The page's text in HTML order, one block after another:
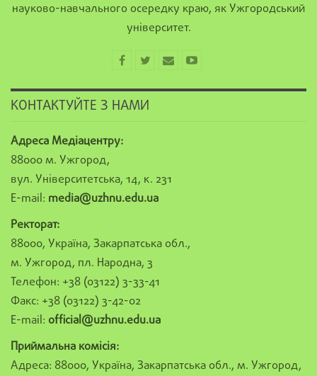
науково-навчального осередку краю, як Ужгородський
університет.
КОНТАКТУЙТЕ З НАМИ
Адреса Медіацентру:
88000 м. Ужгород,
вул. Університетська, 14, к. 231
E-mail: media@uzhnu.edu.ua
Ректорат:
88000, Україна, Закарпатська обл.,
м. Ужгород, пл. Народна, 3
Телефон: +38 (03122) 3-33-41
Факс: +38 (03122) 3-42-02
E-mail: official@uzhnu.edu.ua
Приймальна комісія:
Адреса: 88000, Україна, Закарпатська обл., м. Ужгород,